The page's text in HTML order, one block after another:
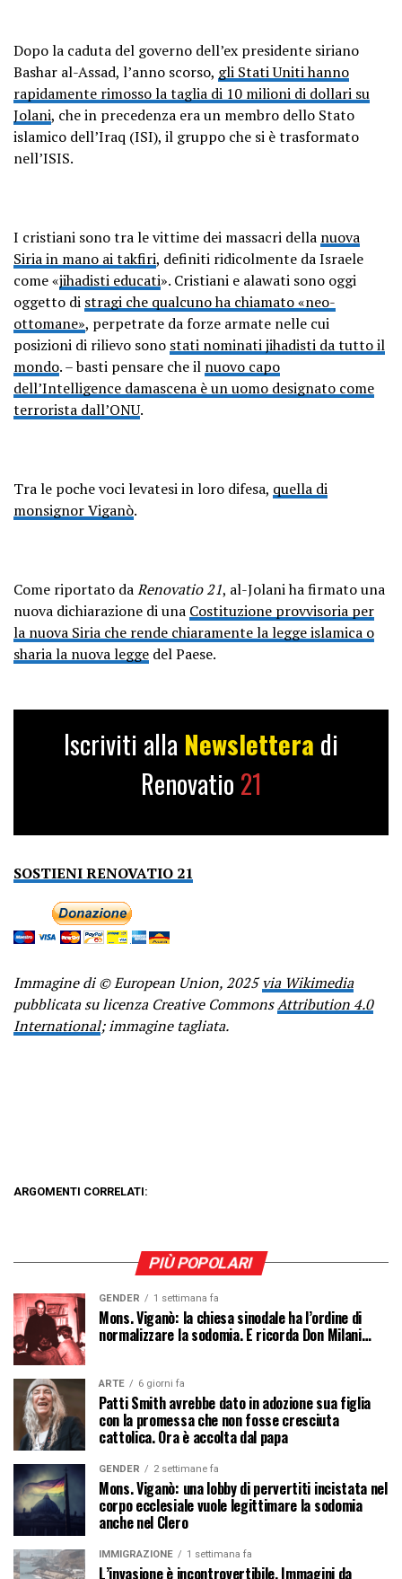
Dopo la caduta del governo dell’ex presidente siriano
Bashar al-Assad, l’anno scorso, gli Stati Uniti hanno
rapidamente rimosso la taglia di 10 milioni di dollari su
Jolani, che in precedenza era un membro dello Stato
islamico dell’Iraq (ISI), il gruppo che si è trasformato
nell’ISIS.
I cristiani sono tra le vittime dei massacri della nuova
Siria in mano ai takfiri, definiti ridicolmente da Israele
come «jihadisti educati». Cristiani e alawati sono oggi
oggetto di stragi che qualcuno ha chiamato «neo-
ottomane», perpetrate da forze armate nelle cui
posizioni di rilievo sono stati nominati jihadisti da tutto il
mondo. – basti pensare che il nuovo capo
dell’Intelligence damascena è un uomo designato come
terrorista dall’ONU.
Tra le poche voci levatesi in loro difesa, quella di
monsignor Viganò.
Come riportato daRenovatio 21, al-Jolani ha firmato una
nuova dichiarazione di una Costituzione provvisoria per
la nuova Siria che rende chiaramente la legge islamica o
sharia la nuova legge del Paese.
Iscriviti alla Newslettera di
Renovatio 21
SOSTIENI RENOVATIO 21
Immagine di © European Union, 2025via Wikimedia
pubblicata su licenza Creative CommonsAttribution 4.0
International; immagine tagliata.
ARGOMENTI CORRELATI:
PIÙ POPOLARI
GENDER 1 settimana fa
Mons. Viganò: la chiesa sinodale ha l’ordine di
normalizzare la sodomia. E ricorda Don Milani…
ARTE 6 giorni fa
Patti Smith avrebbe dato in adozione sua figlia
con la promessa che non fosse cresciuta
cattolica. Ora è accolta dal papa
GENDER 2 settimane fa
Mons. Viganò: una lobby di pervertiti incistata nel
corpo ecclesiale vuole legittimare la sodomia
anche nel Clero
IMMIGRAZIONE 1 settimana fa
L’invasione è incontrovertibile. Immagini da